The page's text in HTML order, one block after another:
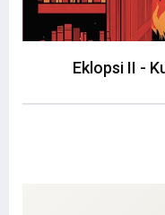
Eklopsi II -